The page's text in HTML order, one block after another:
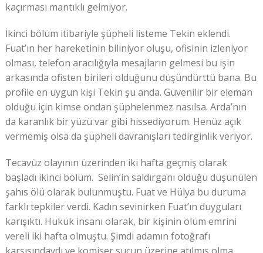
kaçırması mantıklı gelmiyor.
İkinci bölüm itibariyle şüpheli listeme Tekin eklendi.
Fuat’ın her hareketinin biliniyor oluşu, ofisinin izleniyor
olması, telefon aracılığıyla mesajların gelmesi bu işin
arkasında ofisten birileri olduğunu düşündürttü bana. Bu
profile en uygun kişi Tekin şu anda. Güvenilir bir eleman
olduğu için kimse ondan şüphelenmez nasılsa. Arda’nın
da karanlık bir yüzü var gibi hissediyorum. Henüz açık
vermemiş olsa da şüpheli davranışları tedirginlik veriyor.
Tecavüz olayının üzerinden iki hafta geçmiş olarak
başladı ikinci bölüm. Selin’in saldırganı olduğu düşünülen
şahıs ölü olarak bulunmuştu. Fuat ve Hülya bu duruma
farklı tepkiler verdi. Kadın sevinirken Fuat’ın duyguları
karışıktı. Hukuk insanı olarak, bir kişinin ölüm emrini
vereli iki hafta olmuştu. Şimdi adamın fotoğrafı